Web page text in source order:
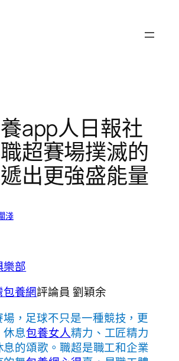
app人日報社
超賽場撲滅的
出更強盛能量
淺
樂部
包養網評論員 劉穎余
，足球不只是一種競技，更
休息包養女人精力、工匠精力
的頌歌。職超是職工和企業